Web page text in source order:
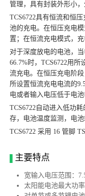
管理，具有封装外形小
TCS6722具有恒流和恒
池的充电。在恒压充电
置；在恒流充电模式，
对于深度放电的电池，
66.7%时，TCS6722用
流充电。在恒压充电阶
所设置恒流充电电流的
电或者输入电压低于电池
TCS6722自动进入低功
存，电池温度监测，电
TCS6722 采用 16 管脚
主要特点
宽输入电压范围：
太阳能电池最大功